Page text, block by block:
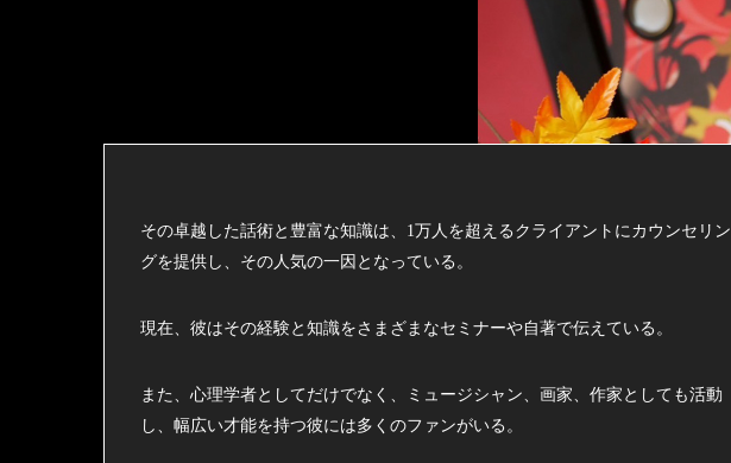
その卓越した話術と豊富な知識は、1万人を超えるクライアントにカウンセリン
グを提供し、その人気の一因となっている。
現在、彼はその経験と知識をさまざまなセミナーや自著で伝えている。
また、心理学者としてだけでなく、ミュージシャン、画家、作家としても活動
し、幅広い才能を持つ彼には多くのファンがいる。